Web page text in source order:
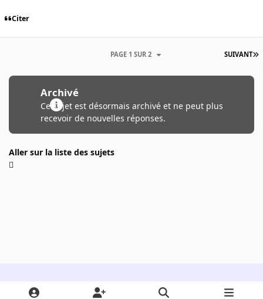
Citer
SUIVANT
PAGE 1 SUR 2
Archivé
Ce sujet est désormais archivé et ne peut plus
recevoir de nouvelles réponses.
Aller sur la liste des sujets
Light ModeDark ModeSystem Preference